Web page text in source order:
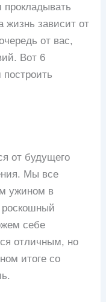
жизнь зависит от
от вас,
Вот 6
от будущего
Мы все
ужином в
роскошный
себе
отличным, но
итоге со